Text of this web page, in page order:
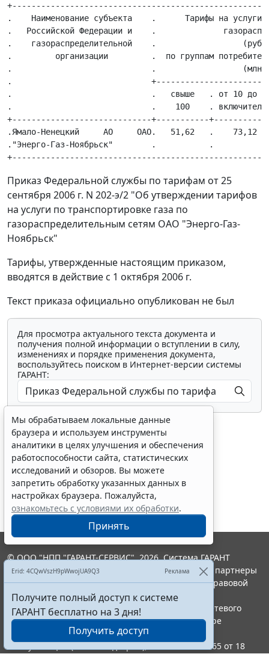
.    Наименование субъекта    .      Тарифы на
.   Российской Федерации и    .
.    газораспределительной    .
.         организации         .  по группам
.                             .                  (млн.
.
.                             .   свыше   . от 10 до 100
.                             .    100    .
+-----------------------------+-----------
.Ямало-Ненецкий     АО     ОАО.   51,62   .
."Энерго-Газ-Ноябрьск"        .           .
Приказ Федеральной службы по тарифам от 25
сентября 2006 г. N 202-э/2 "Об утверждении тарифов
на услуги по транспортировке газа по
газораспределительным сетям ОАО "Энерго-Газ-
Ноябрьск"
Тарифы, утвержденные настоящим приказом,
вводятся в действие с 1 октября 2006 г.
Текст приказа официально опубликован не был
Для просмотра актуального текста документа и
получения полной информации о вступлении в силу,
изменениях и порядке применения документа,
воспользуйтесь поиском в Интернет-версии системы
ГАРАНТ:
Показать все материалы
Мы обрабатываем локальные данные
браузера и используем инструменты
аналитики в целях улучшения и обеспечения
работоспособности сайта, статистических
исследований и обзоров. Вы можете
запретить обработку указанных данных в
настройках браузера. Пожалуйста,
ознакомьтесь с условиями их обработки.
Принять
Erid: 4CQwVszH9pWwojUA9Q3 Реклама
Получите полный доступ к системе
ГАРАНТ бесплатно на 3 дня!
Получить доступ
© ООО "НПП "ГАРАНТ-СЕРВИС", 2026. Система ГАРАНТ
выпускается с 1990 года. Компания "Гарант" и ее партнеры
являются участниками Российской ассоциации правовой
информации ГАРАНТ.
Портал ГАРАНТ.РУ зарегистрирован в качестве сетевого
издания Федеральной службой по надзору в сфере
связи,информационных технологий и массовых
коммуникаций (Роскомнадзором), Эл № ФС77-58365 от 18